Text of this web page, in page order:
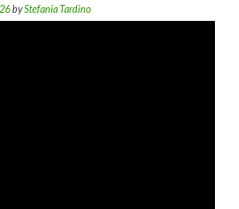
byStefania Tardino